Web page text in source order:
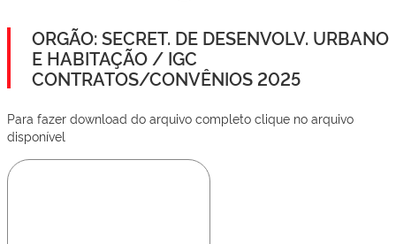
ORGÃO: SECRET. DE DESENVOLV. URBANO
E HABITAÇÃO / IGC
CONTRATOS/CONVÊNIOS 2025
Para fazer download do arquivo completo clique no arquivo
disponível